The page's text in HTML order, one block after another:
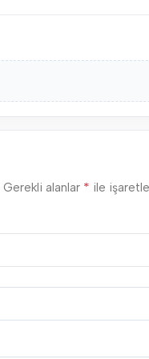
Gerekli alanlar * ile